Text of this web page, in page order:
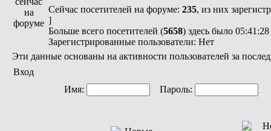
Сейчас посетителей на форуме: 235, из них
]
Больше всего посетителей (5658) здесь было
Зарегистрированные пользователи: Нет
Эти данные основаны на активности пользователей за
Вход
Имя:
Пароль: